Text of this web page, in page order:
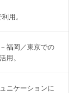
用。
福岡／東京での
用。
ニケーションに